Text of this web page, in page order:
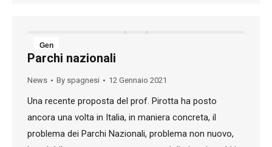
Gen
12
2021
Parchi nazionali
News By spagnesi 12 Gennaio 2021
Una recente proposta del prof. Pirotta ha posto
ancora una volta in Italia, in maniera concreta, il
problema dei Parchi Nazionali, problema non nuovo,